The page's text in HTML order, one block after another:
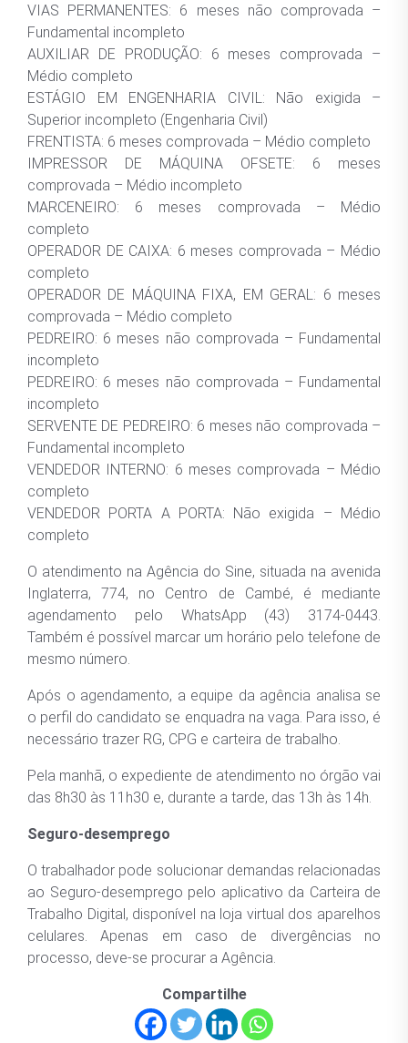
VIAS PERMANENTES: 6 meses não comprovada –
Fundamental incompleto
AUXILIAR DE PRODUÇÃO: 6 meses comprovada –
Médio completo
ESTÁGIO EM ENGENHARIA CIVIL: Não exigida –
Superior incompleto (Engenharia Civil)
FRENTISTA: 6 meses comprovada – Médio completo
IMPRESSOR DE MÁQUINA OFSETE: 6 meses
comprovada – Médio incompleto
MARCENEIRO: 6 meses comprovada – Médio
completo
OPERADOR DE CAIXA: 6 meses comprovada – Médio
completo
OPERADOR DE MÁQUINA FIXA, EM GERAL: 6 meses
comprovada – Médio completo
PEDREIRO: 6 meses não comprovada – Fundamental
incompleto
PEDREIRO: 6 meses não comprovada – Fundamental
incompleto
SERVENTE DE PEDREIRO: 6 meses não comprovada –
Fundamental incompleto
VENDEDOR INTERNO: 6 meses comprovada – Médio
completo
VENDEDOR PORTA A PORTA: Não exigida – Médio
completo
O atendimento na Agência do Sine, situada na avenida
Inglaterra, 774, no Centro de Cambé, é mediante
agendamento pelo WhatsApp (43) 3174-0443.
Também é possível marcar um horário pelo telefone de
mesmo número.
Após o agendamento, a equipe da agência analisa se
o perfil do candidato se enquadra na vaga. Para isso, é
necessário trazer RG, CPG e carteira de trabalho.
Pela manhã, o expediente de atendimento no órgão vai
das 8h30 às 11h30 e, durante a tarde, das 13h às 14h.
Seguro-desemprego
O trabalhador pode solucionar demandas relacionadas
ao Seguro-desemprego pelo aplicativo da Carteira de
Trabalho Digital, disponível na loja virtual dos aparelhos
celulares. Apenas em caso de divergências no
processo, deve-se procurar a Agência.
Compartilhe